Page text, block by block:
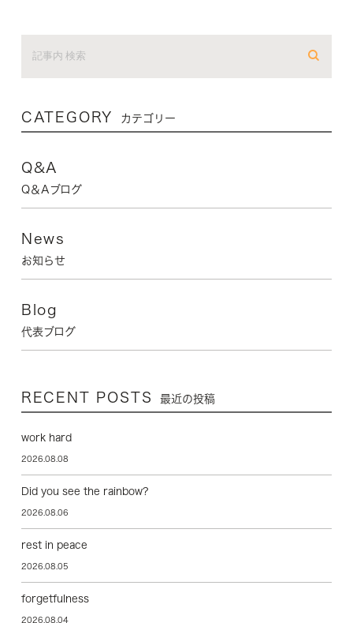
CATEGORY カテゴリー
Q&A
Q＆Aブログ
News
お知らせ
Blog
代表ブログ
RECENT POSTS 最近の投稿
work hard
2026.08.08
Did you see the rainbow?
2026.08.06
rest in peace
2026.08.05
forgetfulness
2026.08.04